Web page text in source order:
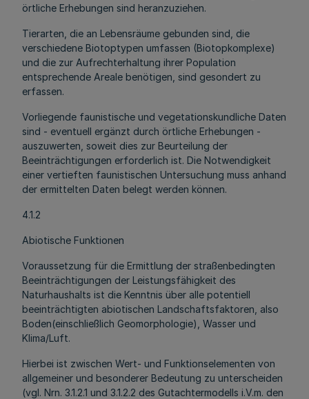
örtliche Erhebungen sind heranzuziehen.
Tierarten, die an Lebensräume gebunden sind, die
verschiedene Biotoptypen umfassen (Biotopkomplexe)
und die zur Aufrechterhaltung ihrer Population
entsprechende Areale benötigen, sind gesondert zu
erfassen.
Vorliegende faunistische und vegetationskundliche Daten
sind - eventuell ergänzt durch örtliche Erhebungen -
auszuwerten, soweit dies zur Beurteilung der
Beeinträchtigungen erforderlich ist. Die Notwendigkeit
einer vertieften faunistischen Untersuchung muss anhand
der ermittelten Daten belegt werden können.
4.1.2
Abiotische Funktionen
Voraussetzung für die Ermittlung der straßenbedingten
Beeinträchtigungen der Leistungsfähigkeit des
Naturhaushalts ist die Kenntnis über alle potentiell
beeinträchtigten abiotischen Landschaftsfaktoren, also
Boden(einschließlich Geomorphologie), Wasser und
Klima/Luft.
Hierbei ist zwischen Wert- und Funktionselementen von
allgemeiner und besonderer Bedeutung zu unterscheiden
(vgl. Nrn. 3.1.2.1 und 3.1.2.2 des Gutachtermodells i.V.m. den